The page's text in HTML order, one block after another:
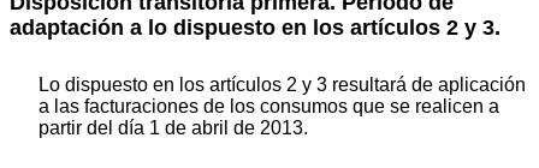
adaptación a lo dispuesto en los artículos 2 y 3.
Lo dispuesto en los artículos 2 y 3 resultará de aplicación
a las facturaciones de los consumos que se realicen a
partir del día 1 de abril de 2013.